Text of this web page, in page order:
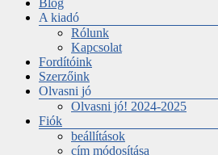
Blog
A kiadó
Rólunk
Kapcsolat
Fordítóink
Szerzőink
Olvasni jó
Olvasni jó! 2024-2025
Fiók
beállítások
cím módosítása